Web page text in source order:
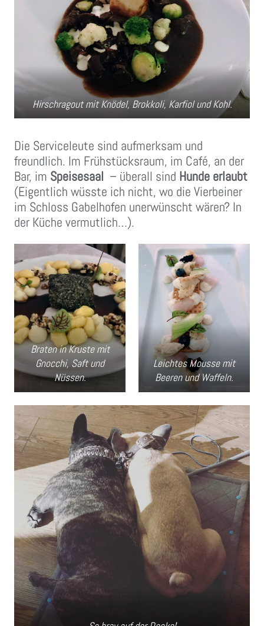
Hirschragout mit Knödel, Brokkoli, Karfiol und Kohl.
Die Serviceleute sind aufmerksam und
freundlich. Im Frühstücksraum, im Café, an der
Bar, im Speisesaal – überall sind Hunde erlaubt
(Eigentlich wüsste ich nicht, wo die Vierbeiner
im Schloss Gabelhofen unerwünscht wären? In
der Küche vermutlich…).
Braten in Kruste mit
Gnocchi, Saft und
Nüssen.
Leichtes Mousse mit
Beeren und Waffeln.